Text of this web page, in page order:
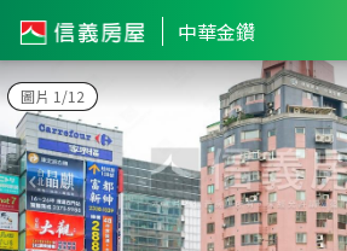
中華金鑽
圖片 1/12